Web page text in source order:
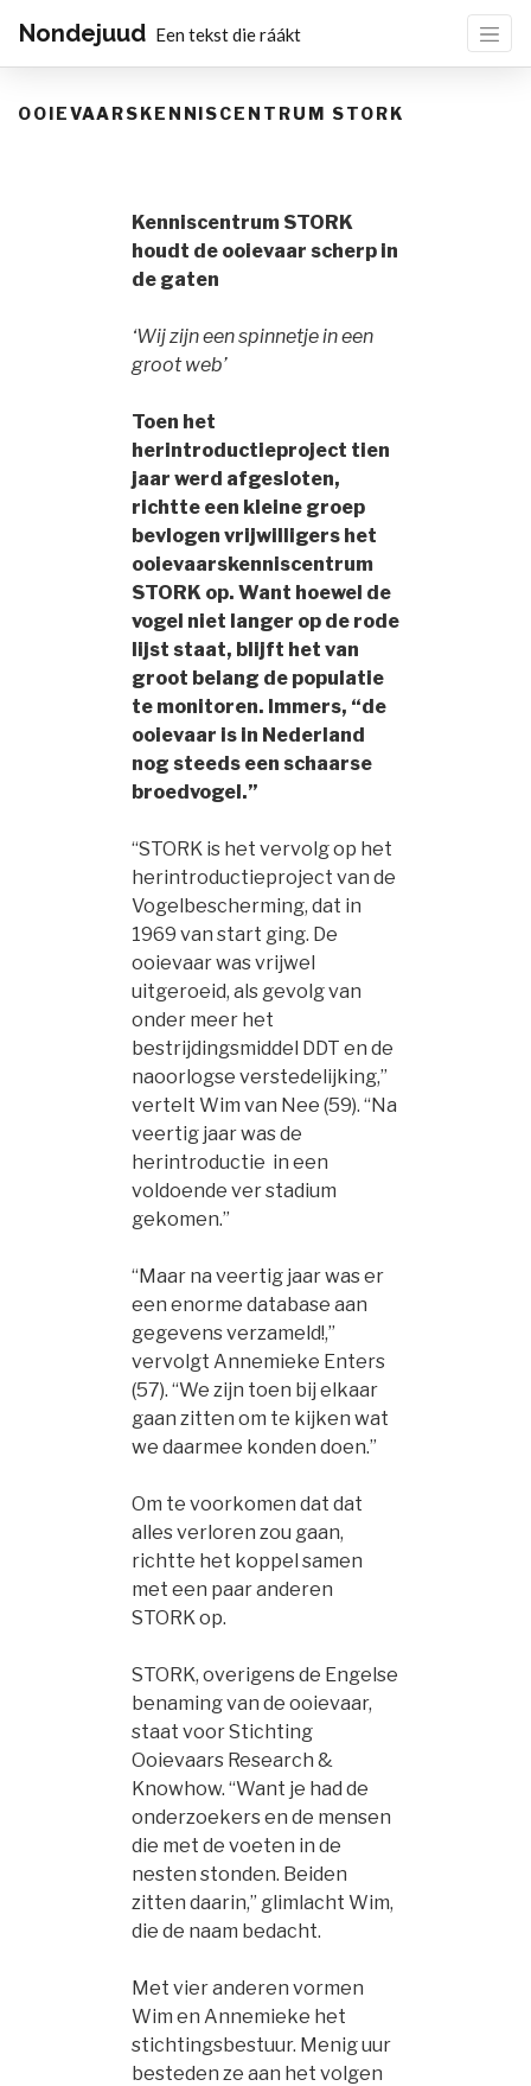
Nondejuud Een tekst die ráákt
OOIEVAARSKENNISCENTRUM STORK
Kenniscentrum STORK
houdt de ooievaar scherp in
de gaten
‘Wij zijn een spinnetje in een
groot web’
Toen het
herintroductieproject tien
jaar werd afgesloten,
richtte een kleine groep
bevlogen vrijwilligers het
ooievaarskenniscentrum
STORK op. Want hoewel de
vogel niet langer op de rode
lijst staat, blijft het van
groot belang de populatie
te monitoren. Immers, “de
ooievaar is in Nederland
nog steeds een schaarse
broedvogel.”
“STORK is het vervolg op het
herintroductieproject van de
Vogelbescherming, dat in
1969 van start ging. De
ooievaar was vrijwel
uitgeroeid, als gevolg van
onder meer het
bestrijdingsmiddel DDT en de
naoorlogse verstedelijking,”
vertelt Wim van Nee (59). “Na
veertig jaar was de
herintroductie in een
voldoende ver stadium
gekomen.”
“Maar na veertig jaar was er
een enorme database aan
gegevens verzameld!,”
vervolgt Annemieke Enters
(57). “We zijn toen bij elkaar
gaan zitten om te kijken wat
we daarmee konden doen.”
Om te voorkomen dat dat
alles verloren zou gaan,
richtte het koppel samen
met een paar anderen
STORK op.
STORK, overigens de Engelse
benaming van de ooievaar,
staat voor Stichting
Ooievaars Research &
Knowhow. “Want je had de
onderzoekers en de mensen
die met de voeten in de
nesten stonden. Beiden
zitten daarin,” glimlacht Wim,
die de naam bedacht.
Met vier anderen vormen
Wim en Annemieke het
stichtingsbestuur. Menig uur
besteden ze aan het volgen